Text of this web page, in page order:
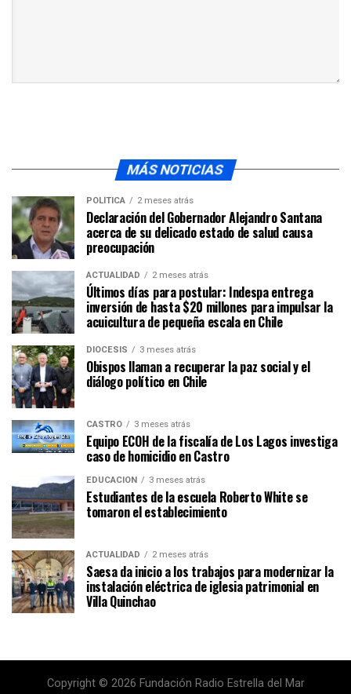
MÁS NOTICIAS
POLÍTICA 2 meses atrás
Declaración del Gobernador Alejandro Santana
acerca de su delicado estado de salud causa
preocupación
ACTUALIDAD 2 meses atrás
Últimos días para postular: Indespa entrega
inversión de hasta $20 millones para impulsar la
acuicultura de pequeña escala en Chile
DIÓCESIS 3 meses atrás
Obispos llaman a recuperar la paz social y el
diálogo político en Chile
CASTRO 3 meses atrás
Equipo ECOH de la fiscalía de Los Lagos investiga
caso de homicidio en Castro
EDUCACIÓN 3 meses atrás
Estudiantes de la escuela Roberto White se
tomaron el establecimiento
ACTUALIDAD 2 meses atrás
Saesa da inicio a los trabajos para modernizar la
instalación eléctrica de iglesia patrimonial en
Villa Quinchao
Copyright © 2026 Fundación Radio Estrella del Mar